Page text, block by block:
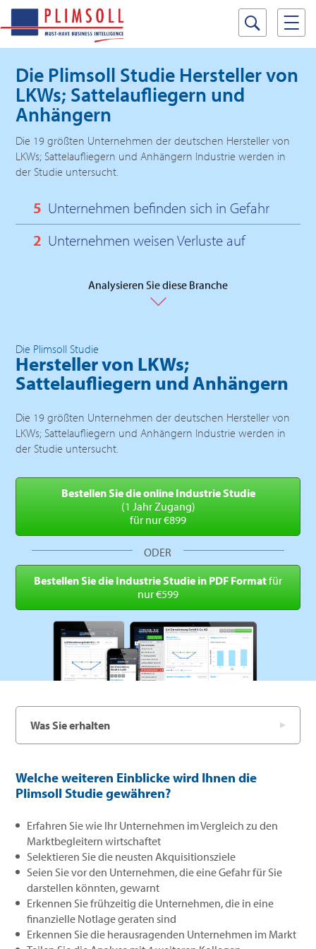
Die Plimsoll Studie Hersteller von
LKWs; Sattelaufliegern und
Anhängern
Die 19 größten Unternehmen der deutschen Hersteller von
LKWs; Sattelaufliegern und Anhängern Industrie werden in
der Studie untersucht.
5 Unternehmen befinden sich in Gefahr
2 Unternehmen weisen Verluste auf
Analysieren Sie diese Branche
Die Plimsoll Studie
Hersteller von LKWs;
Sattelaufliegern und Anhängern
Die 19 größten Unternehmen der deutschen Hersteller von
LKWs; Sattelaufliegern und Anhängern Industrie werden in
der Studie untersucht.
Bestellen Sie die online Industrie Studie
(1 Jahr Zugang)
für nur €899
ODER
Bestellen Sie die IndustrieStudie in PDF Formatfür
nur €599
Was Sie erhalten
Welche weiteren Einblicke wird Ihnen die
Plimsoll Studie gewähren?
Erfahren Sie wie Ihr Unternehmen im Vergleich zu den
Marktbegleitern wirtschaftet
Selektieren Sie die neusten Akquisitionsziele
Seien Sie vor den Unternehmen, die eine Gefahr für Sie
darstellen könnten, gewarnt
Erkennen Sie frühzeitig die Unternehmen, die in eine
finanzielle Notlage geraten sind
Erkennen Sie die herausragenden Unternehmen im Markt